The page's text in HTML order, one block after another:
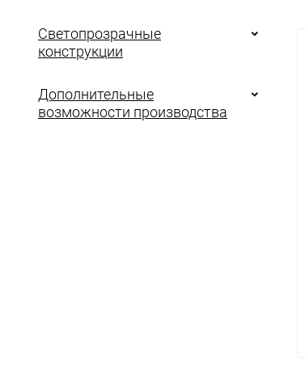
Светопрозрачные
конструкции
Дополнительные
возможности производства